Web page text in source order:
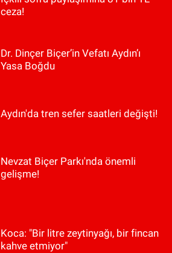
ceza!
Dr. Dinçer Biçer’in Vefatı Aydın’ı
Yasa Boğdu
Aydın'da tren sefer saatleri değişti!
Nevzat Biçer Parkı'nda önemli
gelişme!
Koca: "Bir litre zeytinyağı, bir fincan
kahve etmiyor"